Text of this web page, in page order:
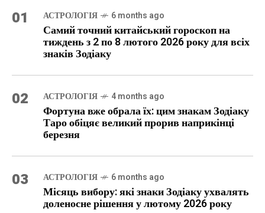
01 АСТРОЛОГІЯ 6 months ago
Самий точний китайський гороскоп на
тиждень з 2 по 8 лютого 2026 року для всіх
знаків Зодіаку
02 АСТРОЛОГІЯ 4 months ago
Фортуна вже обрала їх: цим знакам Зодіаку
Таро обіцяє великий прорив наприкінці
березня
03 АСТРОЛОГІЯ 6 months ago
Місяць вибору: які знаки Зодіаку ухвалять
доленосне рішення у лютому 2026 року